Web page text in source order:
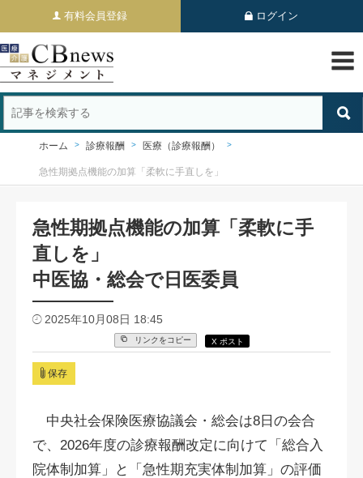
有料会員登録 ログイン
ホーム 診療報酬 医療（診療報酬）
急性期拠点機能の加算「柔軟に手直しを」
急性期拠点機能の加算「柔軟に手
直しを」
中医協・総会で日医委員
2025年10月08日 18:45
リンクをコピー X ポスト
保存
中央社会保険医療協議会・総会は8日の会合
で、2026年度の診療報酬改定に向けて「総合入
院体制加算」と「急性期充実体制加算」の評価